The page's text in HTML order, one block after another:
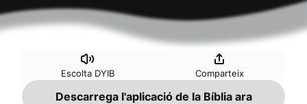
Escolta DYIB Comparteix
Descarrega l'aplicació de la Bíblia ara